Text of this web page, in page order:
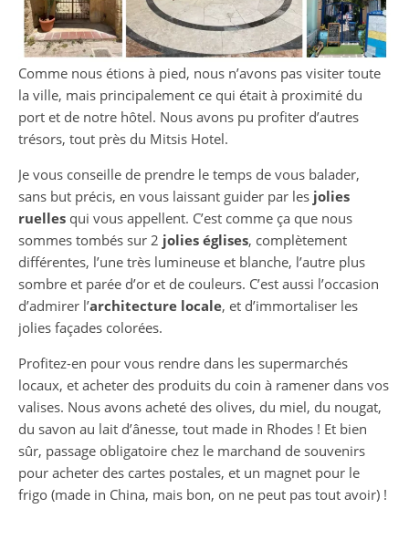
Comme nous étions à pied, nous n’avons pas visiter toute
la ville, mais principalement ce qui était à proximité du
port et de notre hôtel. Nous avons pu profiter d’autres
trésors, tout près du Mitsis Hotel.
Je vous conseille de prendre le temps de vous balader,
sans but précis, en vous laissant guider par les jolies
ruelles qui vous appellent. C’est comme ça que nous
sommes tombés sur 2 jolies églises, complètement
différentes, l’une très lumineuse et blanche, l’autre plus
sombre et parée d’or et de couleurs. C’est aussi l’occasion
d’admirer l’architecture locale, et d’immortaliser les
jolies façades colorées.
Profitez-en pour vous rendre dans les supermarchés
locaux, et acheter des produits du coin à ramener dans vos
valises. Nous avons acheté des olives, du miel, du nougat,
du savon au lait d’ânesse, tout made in Rhodes ! Et bien
sûr, passage obligatoire chez le marchand de souvenirs
pour acheter des cartes postales, et un magnet pour le
frigo (made in China, mais bon, on ne peut pas tout avoir) !